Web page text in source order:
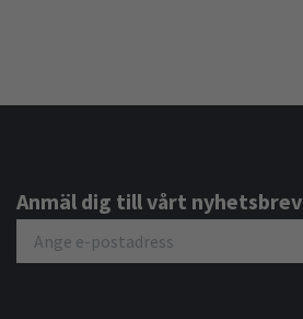
Anmäl dig till vårt nyhetsbrev